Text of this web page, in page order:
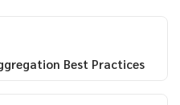
Best Practices